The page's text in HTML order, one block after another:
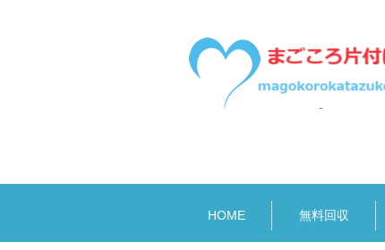
HOME 無料回収